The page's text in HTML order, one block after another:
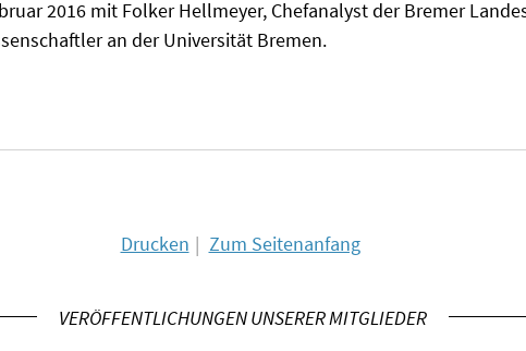
2016 mit Folker Hellmeyer, Chefanalyst der Bremer
an der Universität Bremen.
Drucken Zum Seitenanfang
VERÖFFENTLICHUNGEN UNSERER MITGLIEDER